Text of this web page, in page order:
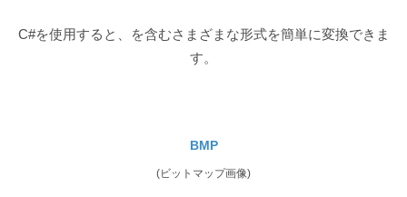
C#を使用すると、を含むさまざまな形式を簡単に変換できま
す。
BMP
(ビットマップ画像)